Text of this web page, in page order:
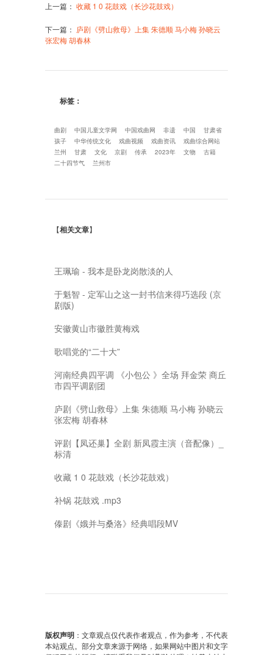
上一篇 ： 收藏 1 0 花鼓戏（长沙花鼓戏）
下一篇 ： 庐剧《劈山救母》上集 朱德顺 马小梅 孙晓云
张宏梅 胡春林
标签：
曲剧 中国儿童文学网 中国戏曲网 非遗 中国
甘肃省
孩子
中华传统文化 戏曲视频 戏曲资讯
戏曲综合网站
兰州
甘肃 文化 京剧 传承 2023年 文物
古籍
二十四节气
兰州市
【相关文章】
王珮瑜 - 我本是卧龙岗散淡的人
于魁智 - 定军山之这一封书信来得巧选段 (京
剧版)
安徽黄山市徽胜黄梅戏
歌唱党的“二十大”
河南经典四平调 《小包公 》全场 拜金荣 商丘
市四平调剧团
庐剧《劈山救母》上集 朱德顺 马小梅 孙晓云
张宏梅 胡春林
评剧【凤还巢】全剧 新凤霞主演（音配像）_
标清
收藏 1 0 花鼓戏（长沙花鼓戏）
补锅 花鼓戏 .mp3
傣剧《娥并与桑洛》经典唱段MV
版权声明 ：文章观点仅代表作者观点，作为参考，不代表
本站观点。部分文章来源于网络，如果网站中图片和文字